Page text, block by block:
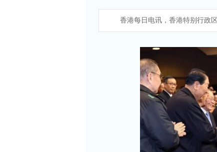
香港每日电讯，香港特别行政区